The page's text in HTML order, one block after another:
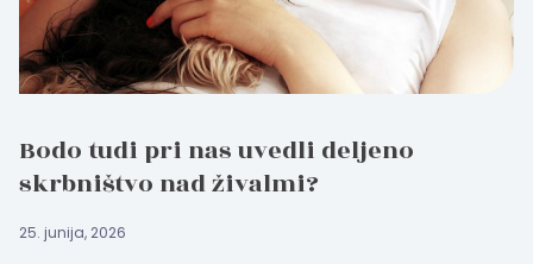
Bodo tudi pri nas uvedli deljeno
skrbništvo nad živalmi?
25. junija, 2026